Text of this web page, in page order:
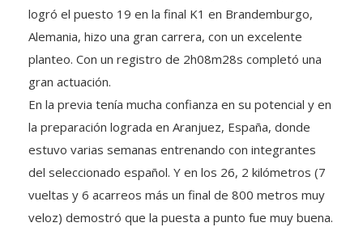
logró el puesto 19 en la final K1 en Brandemburgo,
Alemania, hizo una gran carrera, con un excelente
planteo. Con un registro de 2h08m28s completó una
gran actuación.
En la previa tenía mucha confianza en su potencial y en
la preparación lograda en Aranjuez, España, donde
estuvo varias semanas entrenando con integrantes
del seleccionado español. Y en los 26, 2 kilómetros (7
vueltas y 6 acarreos más un final de 800 metros muy
veloz) demostró que la puesta a punto fue muy buena.